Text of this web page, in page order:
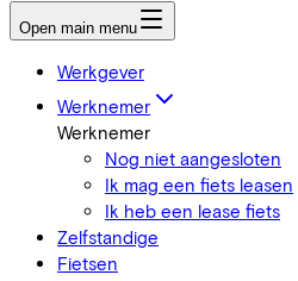
Open main menu
Werkgever
Werknemer
Werknemer
Nog niet aangesloten
Ik mag een fiets leasen
Ik heb een lease fiets
Zelfstandige
Fietsen